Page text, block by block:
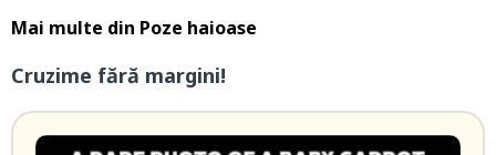
Mai multe din Poze haioase
Cruzime fără margini!